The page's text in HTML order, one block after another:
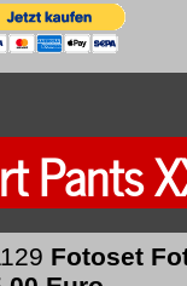
Pants
Fotoset